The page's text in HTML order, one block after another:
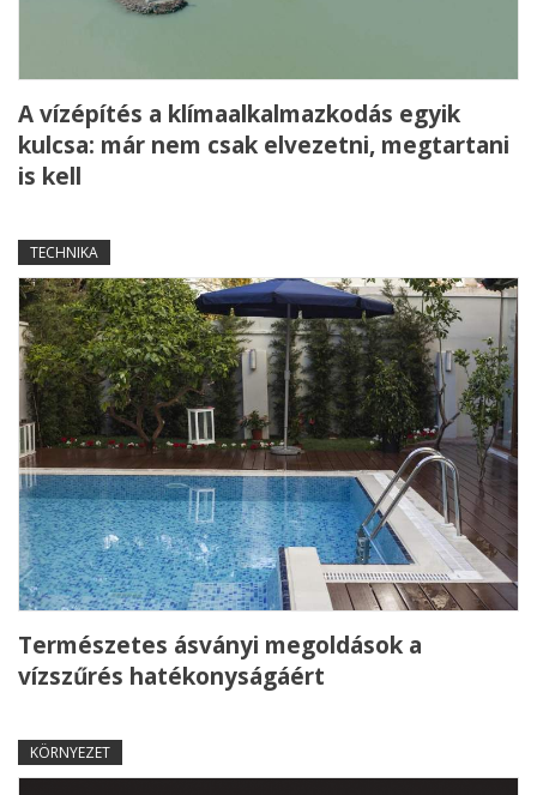
A vízépítés a klímaalkalmazkodás egyik
kulcsa: már nem csak elvezetni, megtartani
is kell
TECHNIKA
Természetes ásványi megoldások a
vízszűrés hatékonyságáért
KÖRNYEZET